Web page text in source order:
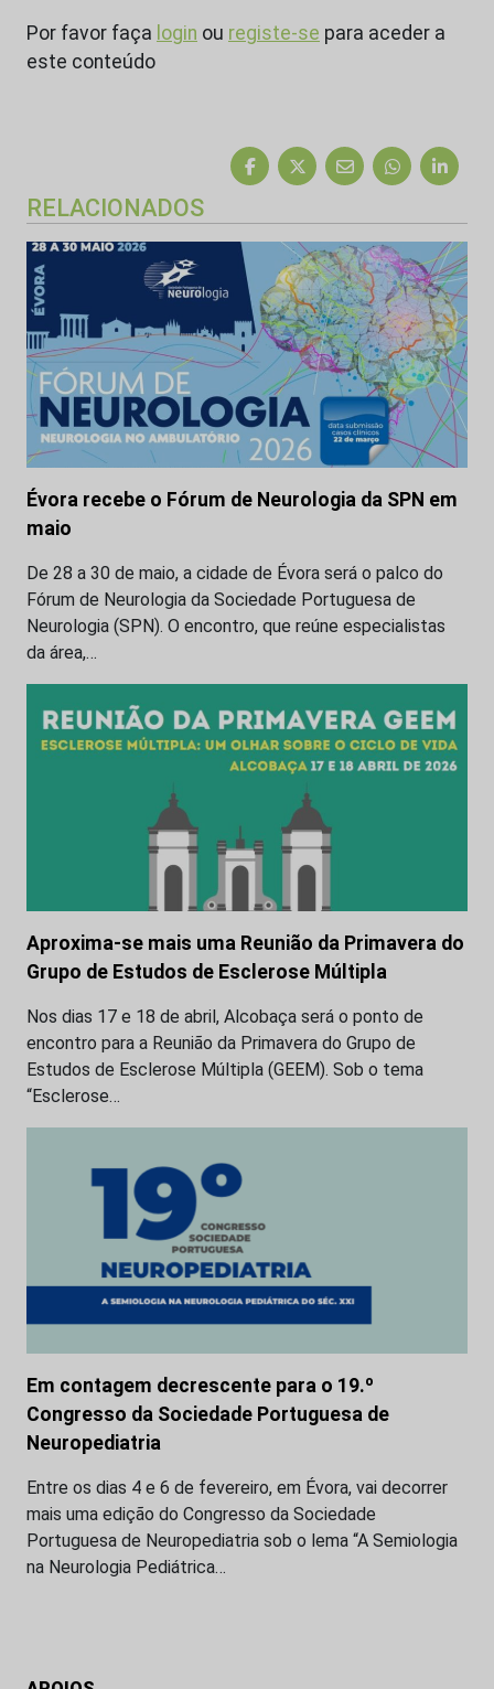
Por favor faça login ou registe-se para aceder a
este conteúdo
RELACIONADOS
Évora recebe o Fórum de Neurologia da SPN em
maio
De 28 a 30 de maio, a cidade de Évora será o palco do
Fórum de Neurologia da Sociedade Portuguesa de
Neurologia (SPN). O encontro, que reúne especialistas
da área,…
Aproxima-se mais uma Reunião da Primavera do
Grupo de Estudos de Esclerose Múltipla
Nos dias 17 e 18 de abril, Alcobaça será o ponto de
encontro para a Reunião da Primavera do Grupo de
Estudos de Esclerose Múltipla (GEEM). Sob o tema
“Esclerose…
Em contagem decrescente para o 19.º
Congresso da Sociedade Portuguesa de
Neuropediatria
Entre os dias 4 e 6 de fevereiro, em Évora, vai decorrer
mais uma edição do Congresso da Sociedade
Portuguesa de Neuropediatria sob o lema “A Semiologia
na Neurologia Pediátrica…